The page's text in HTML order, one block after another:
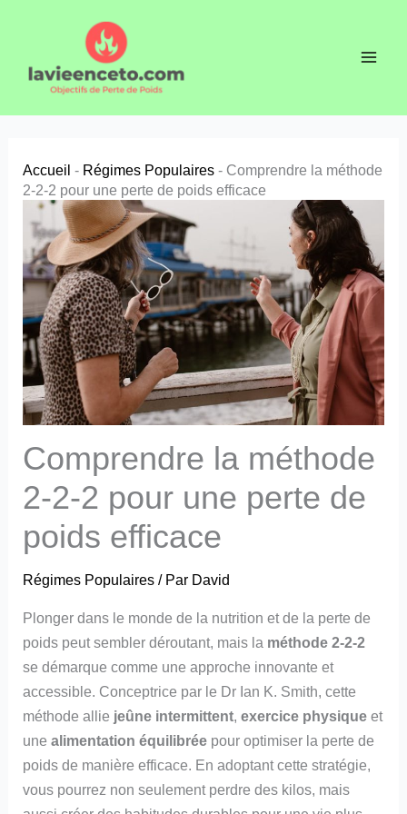
Accueil - Régimes Populaires - Comprendre la méthode
2-2-2 pour une perte de poids efficace
Comprendre la méthode
2-2-2 pour une perte de
poids efficace
Régimes Populaires / Par David
Plonger dans le monde de la nutrition et de la perte de
poids peut sembler déroutant, mais la méthode 2-2-2
se démarque comme une approche innovante et
accessible. Conceptrice par le Dr Ian K. Smith, cette
méthode allie jeûne intermittent,exercice physique et
unealimentation équilibrée pour optimiser la perte de
poids de manière efficace. En adoptant cette stratégie,
vous pourrez non seulement perdre des kilos, mais